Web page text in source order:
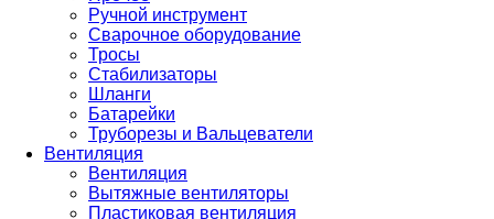
Ручной инструмент
Сварочное оборудование
Тросы
Стабилизаторы
Шланги
Батарейки
Труборезы и Вальцеватели
Вентиляция
Вентиляция
Вытяжные вентиляторы
Пластиковая вентиляция